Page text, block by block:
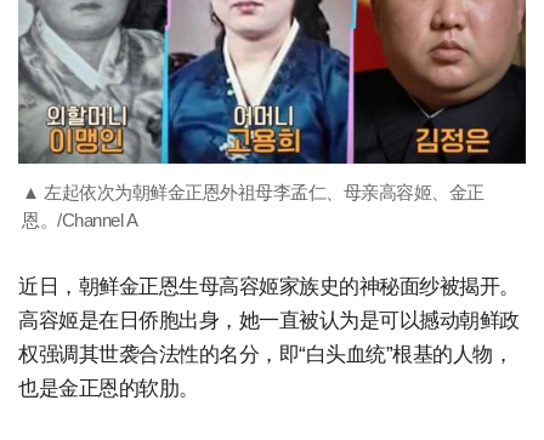
▲ 左起依次为朝鲜金正恩外祖母李孟仁、母亲高容姬、金正
恩。/Channel A
近日，朝鲜金正恩生母高容姬家族史的神秘面纱被揭开。
高容姬是在日侨胞出身，她一直被认为是可以撼动朝鲜政
权强调其世袭合法性的名分，即“白头血统”根基的人物，
也是金正恩的软肋。